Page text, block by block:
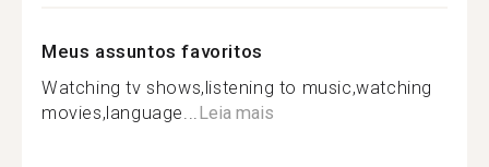
Meus assuntos favoritos
Watching tv shows,listening to music,watching
movies,language... Leia mais